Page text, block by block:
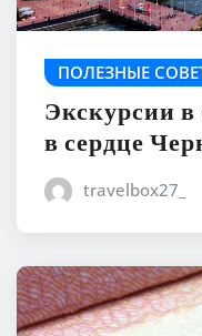
ПОЛЕЗНЫЕ
Экскурсии
в сердце
travelbox27_